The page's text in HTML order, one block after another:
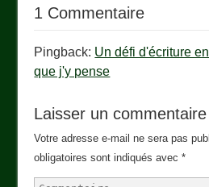
1 Commentaire
Pingback: Un défi d'écriture
que j'y pense
Laisser un commentaire
Votre adresse e-mail ne sera pas
obligatoires sont indiqués avec*